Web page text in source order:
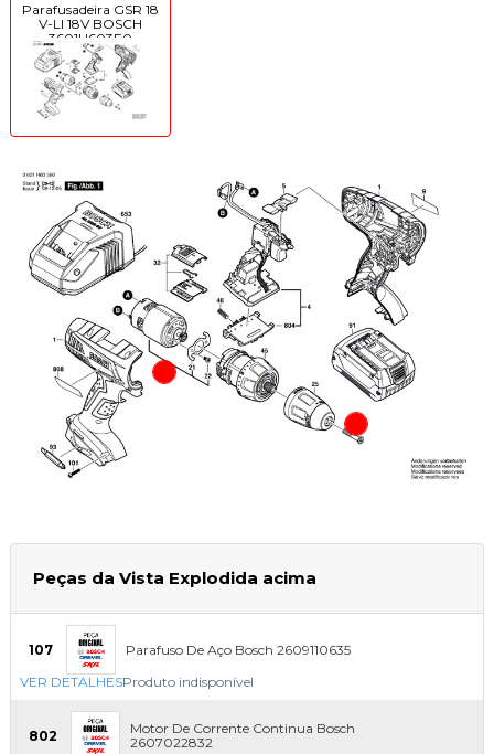
Parafusadeira GSR 18
V-LI 18V BOSCH
3601H603E0
Peças da Vista Explodida acima
107
Parafuso De Aço Bosch 2609110635
VER DETALHESProduto indisponível
802
Motor De Corrente Continua Bosch
2607022832